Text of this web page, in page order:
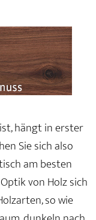
hängt in erster
Sie sich also
am besten
von Holz sich
so wie